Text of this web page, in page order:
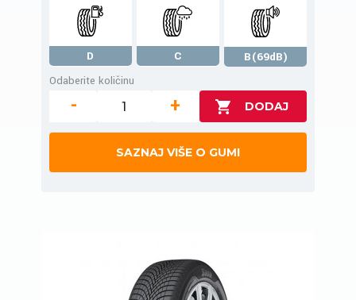
D C
B(69dB)
Odaberite količinu
- +
SAZNAJ VIŠE O GUMI